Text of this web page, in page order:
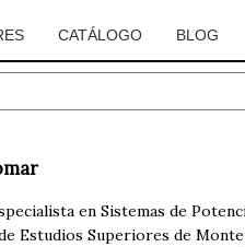
CATÁLOGO BLOG
en Sistemas de
Estudios Superiores de